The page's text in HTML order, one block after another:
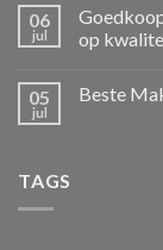
06
jul
op
05
jul
Beste
TAGS